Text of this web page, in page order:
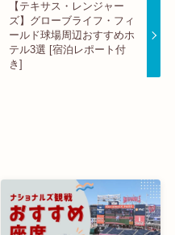
【テキサス・レンジャー
ズ】グローブライフ・フィ
ールド球場周辺おすすめホ
テル3選 [宿泊レポート付
き]